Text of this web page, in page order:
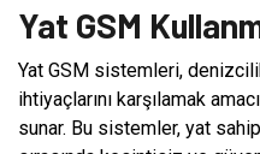
Yat GSM
Yat GSM sistemleri,
ihtiyaçlarını karşılamak
sunar. Bu sistemler, yat